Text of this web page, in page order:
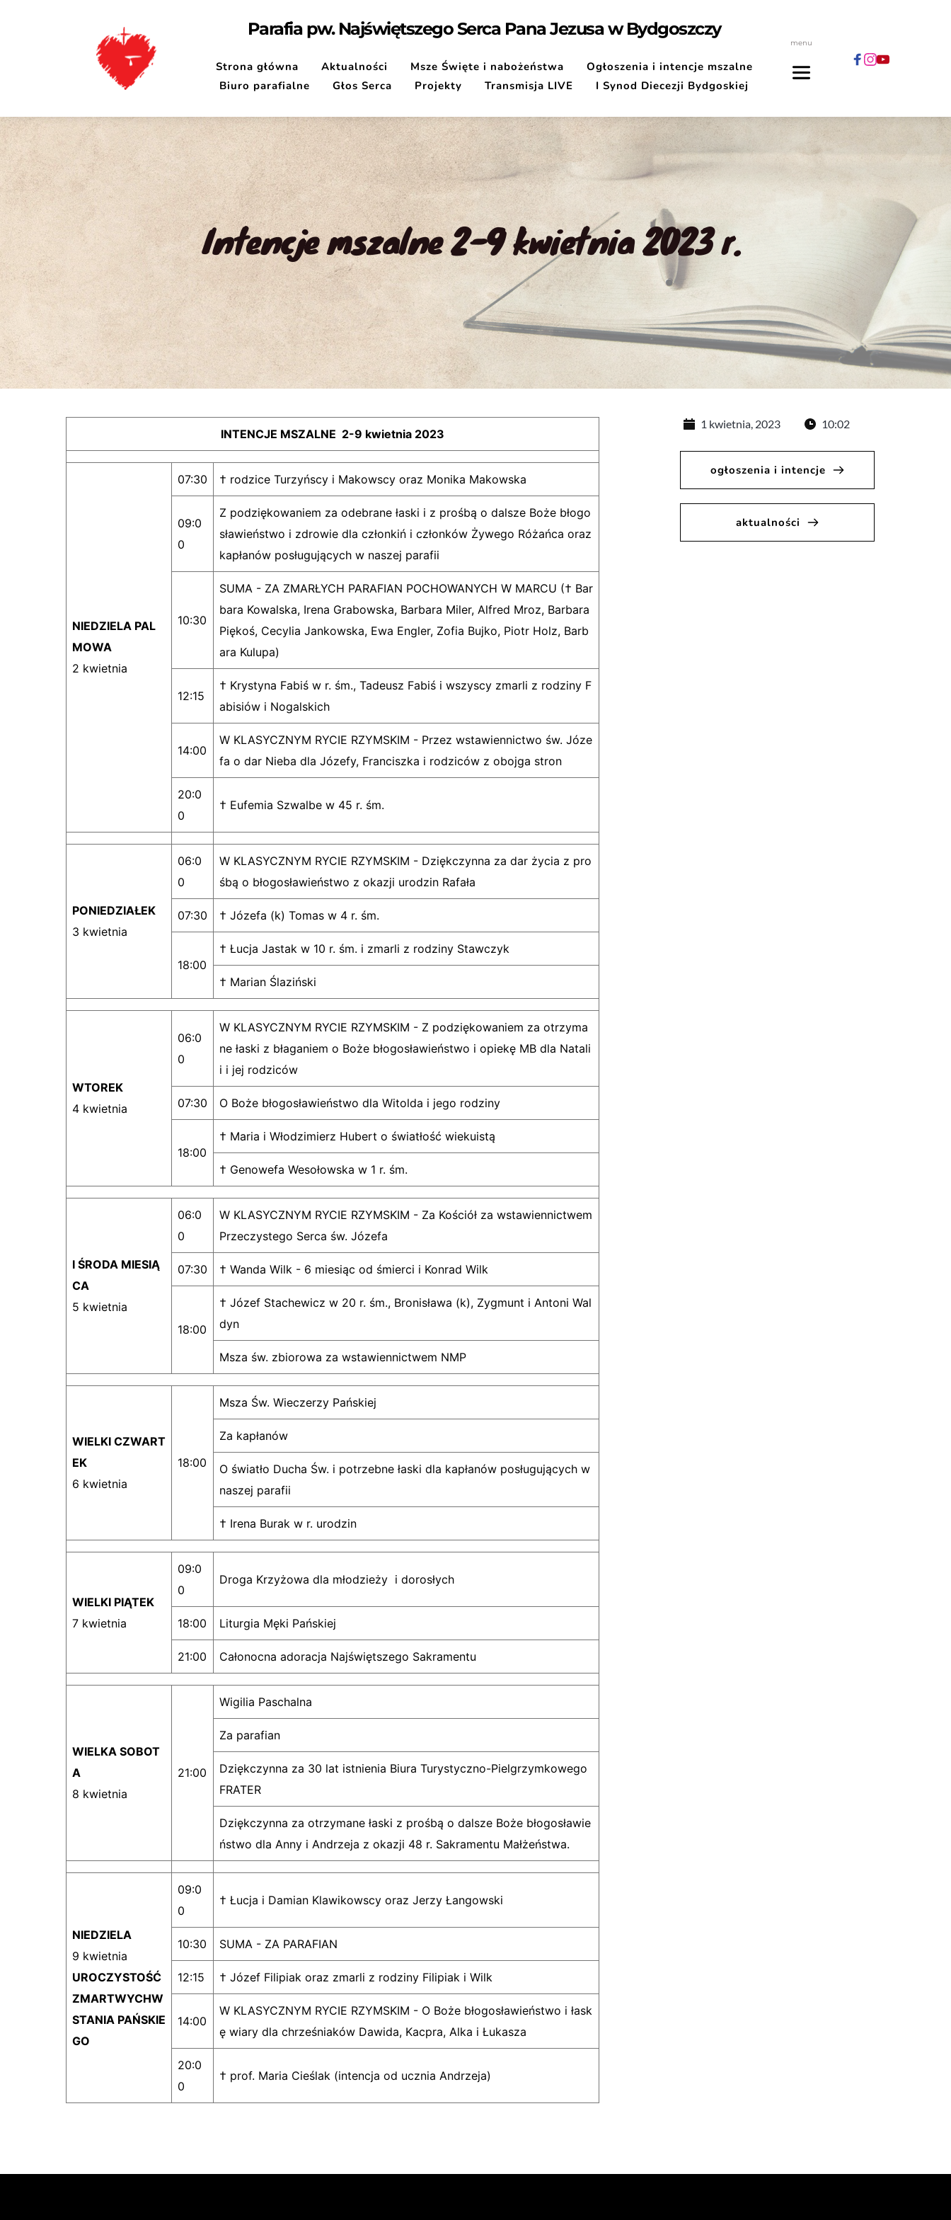
Parafia pw. Najświętszego Serca Pana Jezusa w Bydgoszczy
Strona główna Aktualności Msze Święte i nabożeństwa
Ogłoszenia i intencje mszalne
Biuro parafialne
Głos Serca Projekty Transmisja LIVE I Synod Diecezji Bydgoskiej
menu
Intencje mszalne 2-9 kwietnia 2023 r.
INTENCJE MSZALNE 2-9 kwietnia 2023
NIEDZIELA PAL
MOWA
2 kwietnia
07:30 † rodzice Turzyńscy i Makowscy oraz Monika Makowska
09:0
0
Z podziękowaniem za odebrane łaski i z prośbą o dalsze Boże błogo
sławieństwo i zdrowie dla członkiń i członków Żywego Różańca oraz
kapłanów posługujących w naszej parafii
10:30
SUMA - ZA ZMARŁYCH PARAFIAN POCHOWANYCH W MARCU († Bar
bara Kowalska, Irena Grabowska, Barbara Miler, Alfred Mroz, Barbara
Piękoś, Cecylia Jankowska, Ewa Engler, Zofia Bujko, Piotr Holz, Barb
ara Kulupa)
12:15
† Krystyna Fabiś w r. śm., Tadeusz Fabiś i wszyscy zmarli z rodziny F
abisiów i Nogalskich
14:00
W KLASYCZNYM RYCIE RZYMSKIM - Przez wstawiennictwo św. Józe
fa o dar Nieba dla Józefy, Franciszka i rodziców z obojga stron
20:0
0
† Eufemia Szwalbe w 45 r. śm.
PONIEDZIAŁEK
3 kwietnia
06:0
0
W KLASYCZNYM RYCIE RZYMSKIM - Dziękczynna za dar życia z pro
śbą o błogosławieństwo z okazji urodzin Rafała
07:30 † Józefa (k) Tomas w 4 r. śm.
18:00
† Łucja Jastak w 10 r. śm. i zmarli z rodziny Stawczyk
† Marian Ślaziński
WTOREK
4 kwietnia
06:0
0
W KLASYCZNYM RYCIE RZYMSKIM - Z podziękowaniem za otrzyma
ne łaski z błaganiem o Boże błogosławieństwo i opiekę MB dla Natali
i i jej rodziców
07:30 O Boże błogosławieństwo dla Witolda i jego rodziny
18:00
† Maria i Włodzimierz Hubert o światłość wiekuistą
† Genowefa Wesołowska w 1 r. śm.
I ŚRODA MIESIĄ
CA
5 kwietnia
06:0
0
W KLASYCZNYM RYCIE RZYMSKIM - Za Kościół za wstawiennictwem
Przeczystego Serca św. Józefa
07:30 † Wanda Wilk - 6 miesiąc od śmierci i Konrad Wilk
18:00
† Józef Stachewicz w 20 r. śm., Bronisława (k), Zygmunt i Antoni Wal
dyn
Msza św. zbiorowa za wstawiennictwem NMP
WIELKI CZWART
EK
6 kwietnia
18:00
Msza Św. Wieczerzy Pańskiej
Za kapłanów
O światło Ducha Św. i potrzebne łaski dla kapłanów posługujących w
naszej parafii
† Irena Burak w r. urodzin
WIELKI PIĄTEK
7 kwietnia
09:0
0
Droga Krzyżowa dla młodzieży i dorosłych
18:00 Liturgia Męki Pańskiej
21:00 Całonocna adoracja Najświętszego Sakramentu
WIELKA SOBOT
A
8 kwietnia
21:00
Wigilia Paschalna
Za parafian
Dziękczynna za 30 lat istnienia Biura Turystyczno-Pielgrzymkowego
FRATER
Dziękczynna za otrzymane łaski z prośbą o dalsze Boże błogosławie
ństwo dla Anny i Andrzeja z okazji 48 r. Sakramentu Małżeństwa.
NIEDZIELA
9 kwietnia
UROCZYSTOŚĆ
ZMARTWYCHW
STANIA PAŃSKIE
GO
09:0
0
† Łucja i Damian Klawikowscy oraz Jerzy Łangowski
10:30 SUMA - ZA PARAFIAN
12:15 † Józef Filipiak oraz zmarli z rodziny Filipiak i Wilk
14:00
W KLASYCZNYM RYCIE RZYMSKIM - O Boże błogosławieństwo i łask
ę wiary dla chrześniaków Dawida, Kacpra, Alka i Łukasza
20:0
0
† prof. Maria Cieślak (intencja od ucznia Andrzeja)
1 kwietnia, 2023 10:02
ogłoszenia i intencje
aktualności